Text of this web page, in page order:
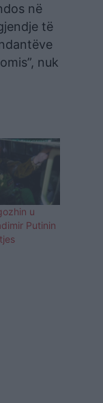
në
të
nuk
u
Putinin